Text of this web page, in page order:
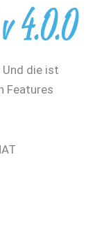
4.0.0
die ist
Features